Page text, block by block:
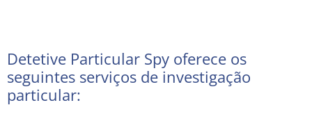
Detetive Particular Spy oferece os
seguintes serviços de investigação
particular: